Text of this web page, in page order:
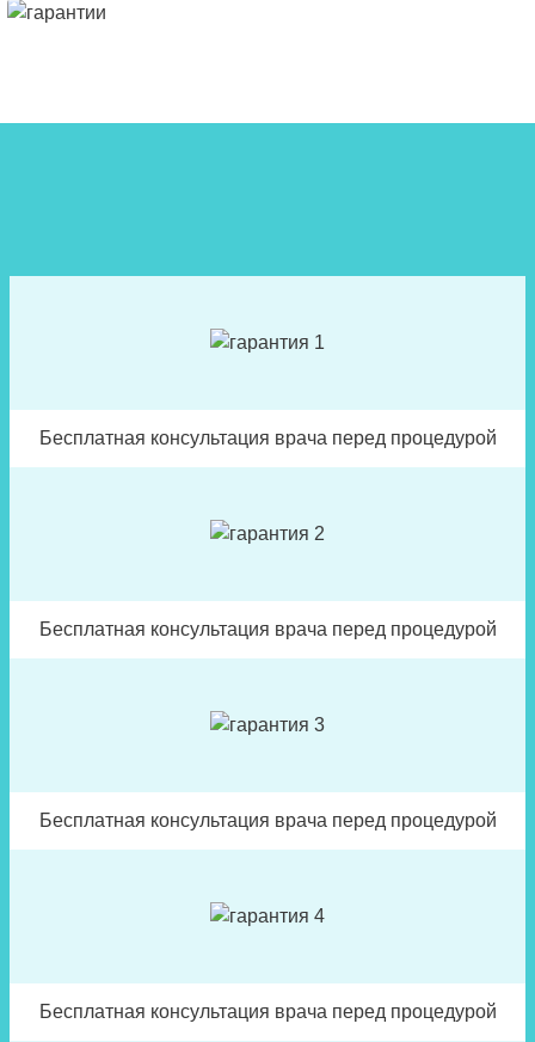
Бесплатная консультация врача перед процедурой
Бесплатная консультация врача перед процедурой
Бесплатная консультация врача перед процедурой
Бесплатная консультация врача перед процедурой